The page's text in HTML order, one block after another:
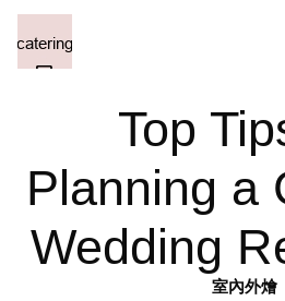
Top
Planning a
Wedding
室內外燴